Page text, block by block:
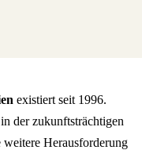
existiert seit 1996.
der zukunftsträchtigen
Herausforderung